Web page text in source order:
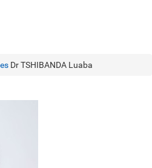
Dr TSHIBANDA Luaba